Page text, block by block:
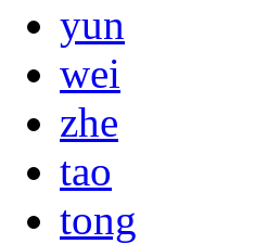
yun
wei
zhe
tao
tong